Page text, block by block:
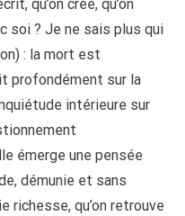
qu’on crée, qu’on
soi ? Je ne sais plus qui
: la mort est
profondément sur la
intérieure sur
émerge une pensée
démunie et sans
richesse, qu’on retrouve